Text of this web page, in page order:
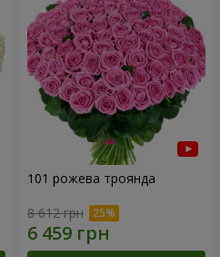
101 рожева троянда
8 612 грн